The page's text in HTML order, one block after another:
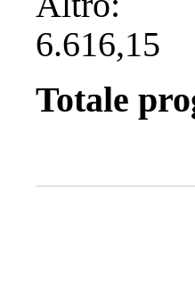
6.616,15
Totale